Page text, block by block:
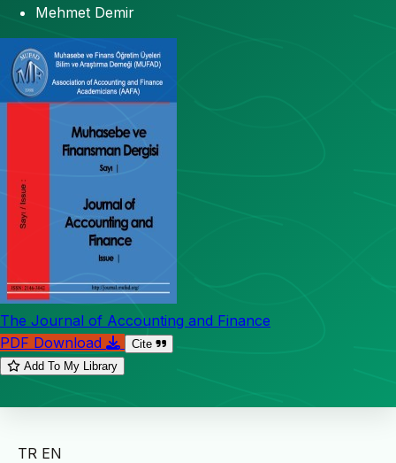
Mehmet Demir
The Journal of Accounting and Finance
PDF Download
Cite
Add To My Library
TR EN